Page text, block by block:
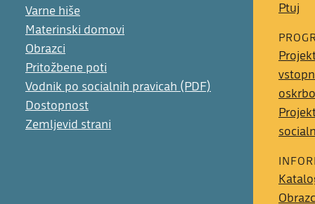
Varne hiše
Materinski domovi
Obrazci
Pritožbene poti
Vodnik po socialnih pravicah (PDF)
Dostopnost
Zemljevid strani
Ptuj
oskrbo